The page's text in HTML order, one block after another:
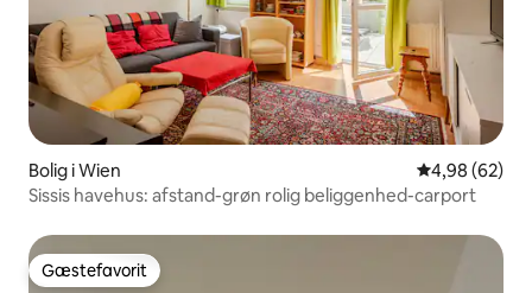
Bolig i Wien 4,98 ud af 5 i
4,98 (62)
Sissis havehus: afstand-grøn rolig beliggenhed-carport
Gæstefavorit
Gæstefavorit